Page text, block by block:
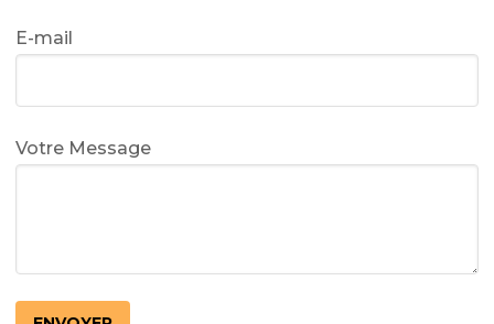
E-mail
Votre Message